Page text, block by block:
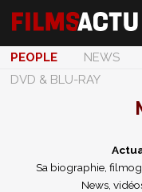
PEOPLE NEWS
DVD & BLU-RAY
Sa biographie,
News,